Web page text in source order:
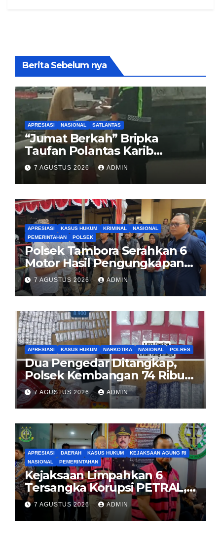
Berita Sebelum nya
APRESIASI NASIONAL SATLANTAS
“Jumat Berkah” Bripka
Taufan Polantas Karib
Bagikan Nasi Kotak untuk
Sopir Truk yang Mogok di KM
00 Pondok Aren
7 AGUSTUS 2026 ADMIN
APRESIASI KASUS HUKUM KRIMINAL
NASIONAL
PEMERINTAHAN
POLSEK
Polsek Tambora Serahkan 6
Motor Hasil Pengungkapan
Kasus Curanmor Kepada
Pemilik Yang sah
7 AGUSTUS 2026 ADMIN
APRESIASI KASUS HUKUM NARKOTIKA NASIONAL POLRES
Dua Pengedar Ditangkap,
Polsek Kembangan 74 Ribu
Obat Keras, Sabu Hingga
Puluhan Vape Etomidate
Diamankan
7 AGUSTUS 2026 ADMIN
APRESIASI DAERAH KASUS HUKUM
KEJAKSAAN AGUNG RI
NASIONAL
PEMERINTAHAN
Kejaksaan Limpahkan 6
Tersangka Korupsi PETRAL,
PES dan ISC ke PN Tipikor
Jakarta Pusat
7 AGUSTUS 2026 ADMIN